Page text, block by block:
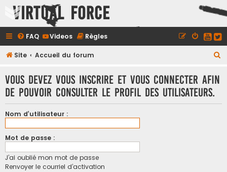
Virtual Force
FAQ Videos Règles
Site Accueil du forum
Vous devez vous inscrire et vous connecter afin
de pouvoir consulter le profil des utilisateurs.
Nom d’utilisateur :
Mot de passe :
J’ai oublié mon mot de passe
Renvoyer le courriel d’activation